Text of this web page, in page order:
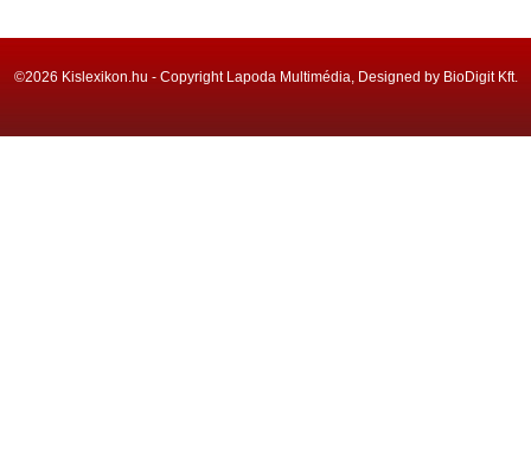
©2026 Kislexikon.hu - Copyright Lapoda Multimédia, Designed by BioDigit Kft.